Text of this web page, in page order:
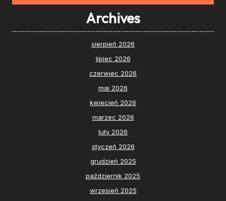
Archives
sierpień 2026
lipiec 2026
czerwiec 2026
maj 2026
kwiecień 2026
marzec 2026
luty 2026
styczeń 2026
grudzień 2025
październik 2025
wrzesień 2025